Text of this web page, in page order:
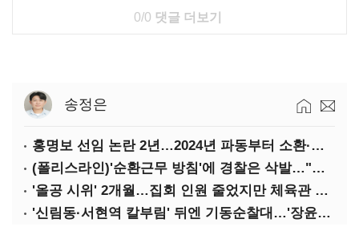
0/0 댓글 더보기
송정은
홍명보 선임 논란 2년…2024년 파동부터 소환·압색까지
(폴리스라인)'순환근무 방침'에 경찰은 삭발…"베테랑·수사력 보강 먼저"
'올공 시위' 2개월…집회 인원 줄었지만 체육관 봉쇄 계속
'신림동·서현역 칼부림' 뒤엔 기동순찰대…'장윤기 은폐·조작' 후엔 내부비리수사대